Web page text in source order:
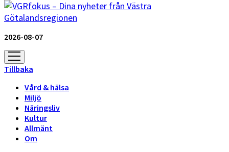
2026-08-07
öppna
meny
Tillbaka
Vård & hälsa
Miljö
Näringsliv
Kultur
Allmänt
Om